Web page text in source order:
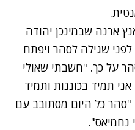
ארנה שבמינכן יהודה
לפני שגילה לסהר ויפתח
על כך. "חשבתי שאולי
תמיד בכוננות ותמיד
"סהר כל היום מסתובב עם
נחמיאס".